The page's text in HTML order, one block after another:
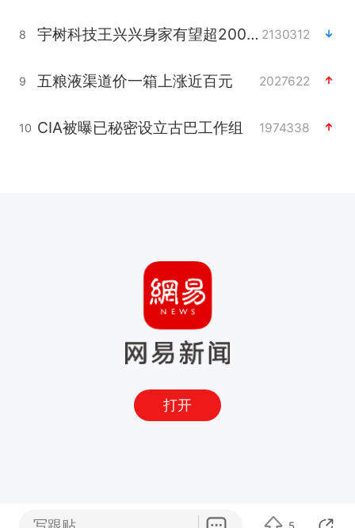
8 宇树科技王兴兴身家有望超200亿元 2130312
9 五粮液渠道价一箱上涨近百元 2027622
10 CIA被曝已秘密设立古巴工作组 1974338
打开